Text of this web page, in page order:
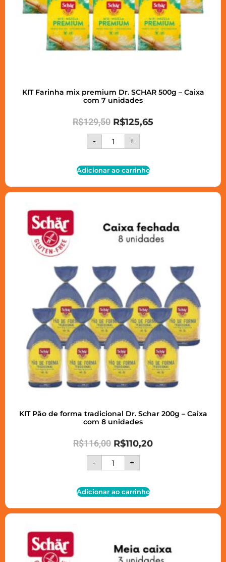
KIT Farinha mix premium Dr. SCHAR 500g – Caixa
com 7 unidades
R$129,50 R$125,65
- +
Adicionar ao carrinho
KIT Pão de forma tradicional Dr. Schar 200g – Caixa
com 8 unidades
R$116,00 R$110,20
- +
Adicionar ao carrinho